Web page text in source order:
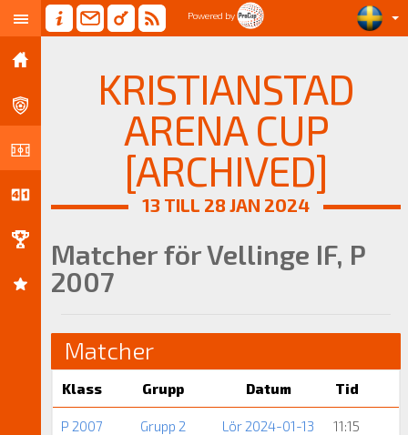
Powered by
KRISTIANSTAD
ARENA CUP
[ARCHIVED]
13 TILL 28 JAN 2024
Matcher för Vellinge IF, P
2007
Matcher
Klass Grupp Datum Tid
P 2007 Grupp 2 Lör 2024-01-13 11:15